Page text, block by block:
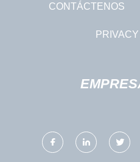
CONTÁCTENOS